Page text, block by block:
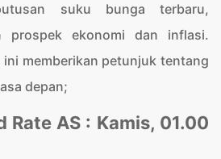
suku bunga terbaru,
prospek ekonomi dan inflasi.
memberikan petunjuk tentang
depan;
Rate AS : Kamis, 01.00